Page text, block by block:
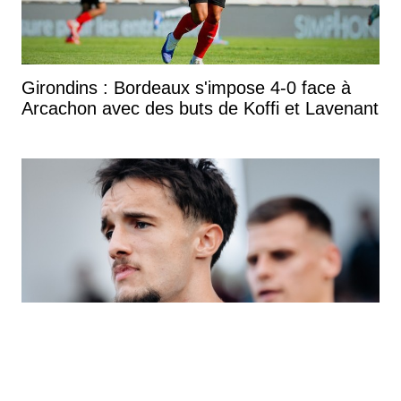
Girondins : Bordeaux s'impose 4-0 face à
Arcachon avec des buts de Koffi et Lavenant